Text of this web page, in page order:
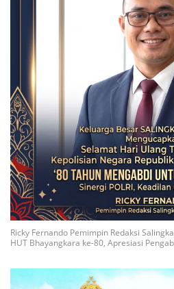
Ricky Fernando Pemimpin Redaksi
HUT Bhayangkara ke-80, Apresiasi